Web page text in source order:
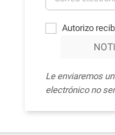
Autorizo
Le enviaremos
electrónico no